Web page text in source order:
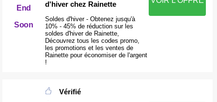
End
Soon
d'hiver chez Rainette
Soldes d'hiver - Obtenez jusqu'à
10% - 45% de réduction sur les
soldes d'hiver de Rainette,
Découvrez tous les codes promo,
les promotions et les ventes de
Rainette pour économiser de l'argent
!
Vérifié